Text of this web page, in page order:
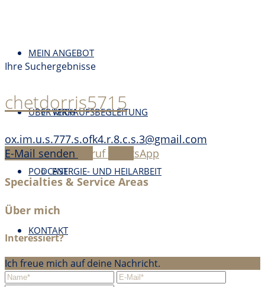
MEIN ANGEBOT
VERKAUFSBEGLEITUNG
ENERGIE- UND HEILARBEIT
ÜBER MICH
PODCAST
KONTAKT
Ihre Suchergebnisse
chetdorris5715
ox.im.u.s.777.s.ofk4.r.8.c.s.3@gmail.com
E-Mail senden
Anruf
WhatsApp
Specialties & Service Areas
Über mich
Interessiert?
Ich freue mich auf deine Nachricht.